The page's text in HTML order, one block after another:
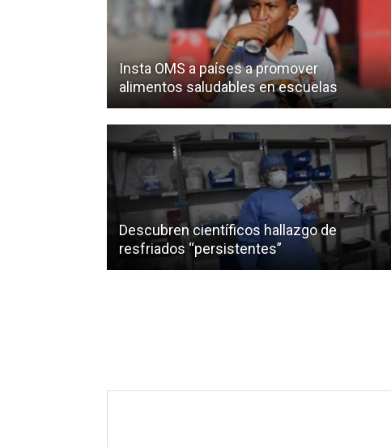
Insta OMS a países a promover
alimentos saludables en escuelas
Descubren científicos hallazgo de
resfriados “persistentes”